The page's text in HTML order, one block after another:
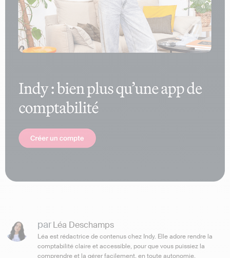
parLéa Deschamps
Léa est rédactrice de contenus chez Indy. Elle adore rendre la
comptabilité claire et accessible, pour que vous puissiez la
comprendre et la gérer facilement, en toute autonomie.